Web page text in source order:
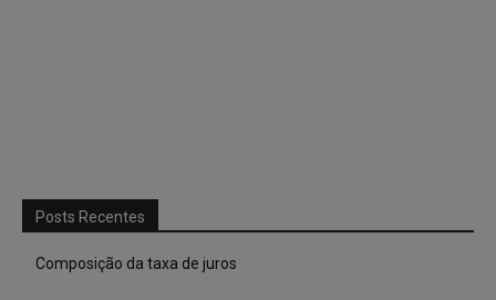
Posts Recentes
Composição da taxa de juros